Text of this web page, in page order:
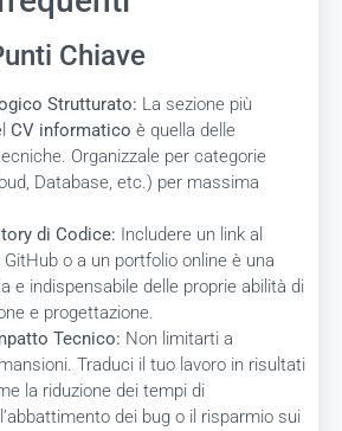
Chiave
Strutturato: La sezione più
CV informatico è quella delle
Organizzale per categorie
Database, etc.) per massima
di Codice: Includere un link al
o a un portfolio online è una
e indispensabile delle proprie abilità di
e progettazione.
Tecnico: Non limitarti a
Traduci il tuo lavoro in risultati
la riduzione dei tempi di
dei bug o il risparmio sui